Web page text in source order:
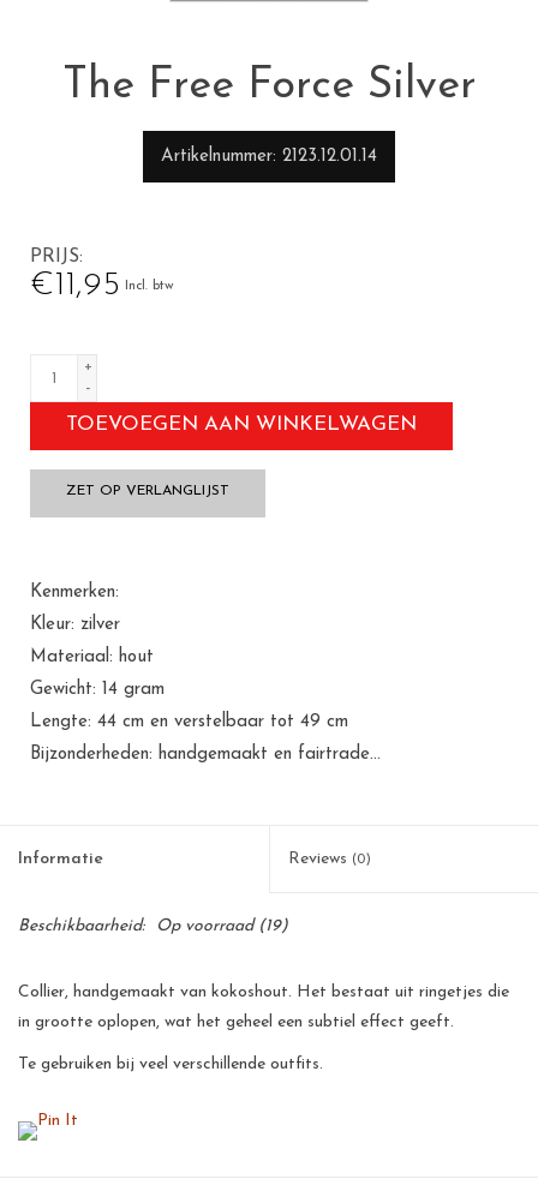
The Free Force Silver
Artikelnummer 2123.12.01.14
PRIJS
€11,95 Incl. btw
+
-
TOEVOEGEN AAN WINKELWAGEN
ZET OP VERLANGLIJST
Kenmerken:
Kleur: zilver
Materiaal: hout
Gewicht: 14 gram
Lengte: 44 cm en verstelbaar tot 49 cm
Bijzonderheden: handgemaakt en fairtrade...
Informatie Reviews (0)
Beschikbaarheid: Op voorraad(19)
Collier, handgemaakt van kokoshout. Het bestaat uit ringetjes die
in grootte oplopen, wat het geheel een subtiel effect geeft.
Te gebruiken bij veel verschillende outfits.
materialen en kunnen daardoor varieëren in kleur en structuur.